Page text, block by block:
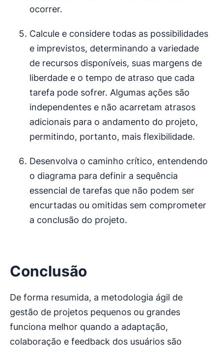
ocorrer.
Calcule e considere todas as possibilidades
e imprevistos, determinando a variedade
de recursos disponíveis, suas margens de
liberdade e o tempo de atraso que cada
tarefa pode sofrer. Algumas ações são
independentes e não acarretam atrasos
adicionais para o andamento do projeto,
permitindo, portanto, mais flexibilidade.
Desenvolva o caminho crítico, entendendo
o diagrama para definir a sequência
essencial de tarefas que não podem ser
encurtadas ou omitidas sem comprometer
a conclusão do projeto.
Conclusão
De forma resumida, a metodologia ágil de
gestão de projetos pequenos ou grandes
funciona melhor quando a adaptação,
colaboração e feedback dos usuários são